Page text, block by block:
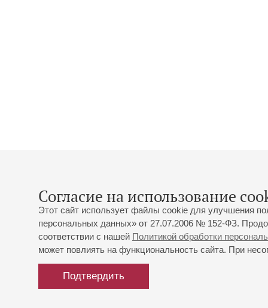
Согласие на использование
Этот сайт использует файлы cookie для улучшения
персональных данных» от 27.07.2006 № 152-ФЗ.
соответствии с нашей Политикой обработки
может повлиять на функциональность сайта. При
Подтвердить